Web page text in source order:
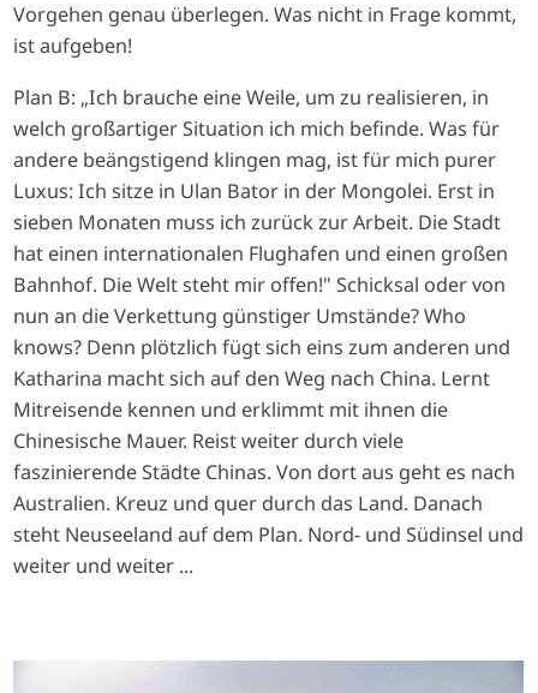
Vorgehen genau überlegen. Was nicht in Frage kommt,
ist aufgeben!
Plan B: „Ich brauche eine Weile, um zu realisieren, in
welch großartiger Situation ich mich befinde. Was für
andere beängstigend klingen mag, ist für mich purer
Luxus: Ich sitze in Ulan Bator in der Mongolei. Erst in
sieben Monaten muss ich zurück zur Arbeit. Die Stadt
hat einen internationalen Flughafen und einen großen
Bahnhof. Die Welt steht mir offen!" Schicksal oder von
nun an die Verkettung günstiger Umstände? Who
knows? Denn plötzlich fügt sich eins zum anderen und
Katharina macht sich auf den Weg nach China. Lernt
Mitreisende kennen und erklimmt mit ihnen die
Chinesische Mauer. Reist weiter durch viele
faszinierende Städte Chinas. Von dort aus geht es nach
Australien. Kreuz und quer durch das Land. Danach
steht Neuseeland auf dem Plan. Nord- und Südinsel und
weiter und weiter ...